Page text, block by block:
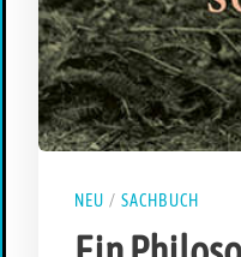
NEU / SACHBUCH